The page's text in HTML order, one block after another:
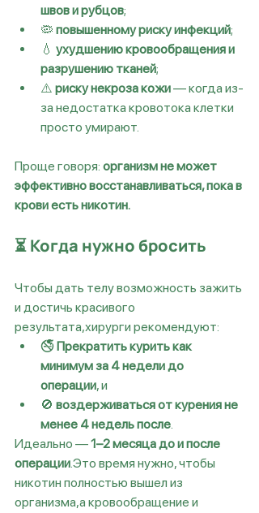
швов и рубцов;
🦠 повышенному риску инфекций;
💧 ухудшению кровообращения и
разрушению тканей;
⚠️ риску некроза кожи — когда из-
за недостатка кровотока клетки
просто умирают.
Проще говоря: организм не может
эффективно восстанавливаться, пока в
крови есть никотин.
⏳ Когда нужно бросить
Чтобы дать телу возможность зажить
и достичь красивого
результата,хирурги рекомендуют:
🚭 Прекратить курить как
минимум за 4 недели до
операции, и
🚫 воздерживаться от курения не
менее 4 недель после.
Идеально — 1–2 месяца до и после
операции.Это время нужно, чтобы
никотин полностью вышел из
организма,а кровообращение и